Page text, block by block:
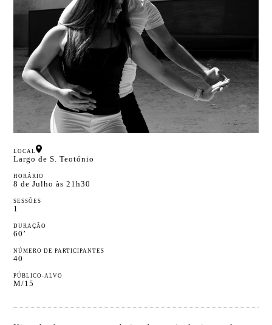
LOCAL
Largo de S. Teotónio
HORÁRIO
8 de Julho às 21h30
SESSÕES
1
DURAÇÃO
60’
NÚMERO DE PARTICIPANTES
40
PÚBLICO-ALVO
M/15